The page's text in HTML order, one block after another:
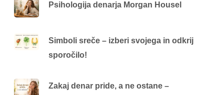
Psihologija denarja Morgan Housel
Simboli sreče – izberi svojega in odkrij
sporočilo!
Zakaj denar pride, a ne ostane –